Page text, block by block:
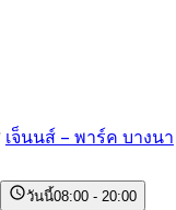
เจ็นนส์ – พาร์ค บางนา
วันนี้08:00 - 20:00